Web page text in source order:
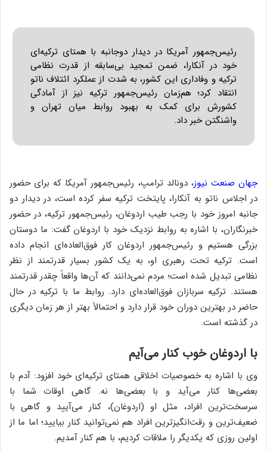
رئیس‌جمهور آمریکا در دیدار دوجانبه با همتای ترکیه‌ای
خود در آنکارا، ضمن تمجید بی‌سابقه از قدرت نظامی
ترکیه و وفاداری این کشور، به شدت از عملکرد ائتلاف ناتو
انتقاد کرد؛ هم‌زمان رئیس‌جمهور ترکیه نیز از آمادگی
کشورش برای کمک به بهبود روابط میان تهران و
واشنگتن خبر داد.
جهان صنعت نیوز، دونالد ترامپ، رئیس‌جمهور آمریکا که برای حضور
در اجلاس ناتو به آنکارا، پایتخت ترکیه سفر کرده است، در دیدار دو
جانبه امروز خود با رجب طیب اردوغان، رئیس‌جمهور ترکیه، در حضور
خبرنگاران، با اشاره به روابط نزدیک خود با اردوغان گفت: ما دوستان
بزرگی هستیم و رئیس‌جمهور اردوغان کار فوق‌العاده‌ای انجام داده
است. ترکیه تحت رهبری او، به یک کشور بسیار قدرتمند از نظر
نظامی تبدیل شده است؛ مردم نمی‌دانند که آن‌ها واقعاً چقدر قدرتمند
هستند. ترکیه سربازان فوق‌العاده‌ای دارد. روابط ما با ترکیه در حال
حاضر در بهترین دوران خود قرار دارد و احتمالاً بهتر از هر زمان دیگری
در گذشته است.
با اردوغان خوب کنار می‌آیم
وی با اشاره به خصوصیات اخلاقی همتای ترکیه‌ای خود افزود: آدم با
بعضی‌ها کنار می‌آید و با بعضی‌ها نه. گاهی اوقات شما با
سرسخت‌ترین افراد، مثل او (اردوغان)، کنار می‌آیید و گاهی با
ضعیف‌ترین و رقت‌انگیزترین افراد هم نمی‌توانید کنار بیایید؛ اما ما از
اولین روزی که یکدیگر را ملاقات کردیم، با هم کنار آمدیم.